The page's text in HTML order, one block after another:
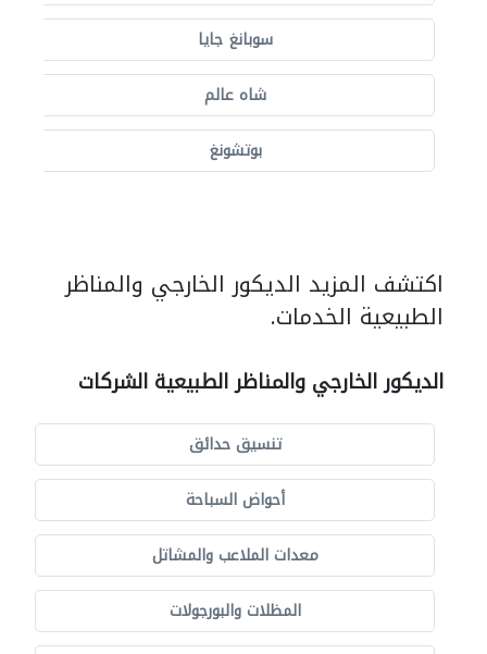
سوبانغ جايا
شاه عالم
بوتشونغ
اكتشف المزيد الديكور الخارجي والمناظر
الطبيعية الخدمات.
الديكور الخارجي والمناظر الطبيعية الشركات
تنسيق حدائق
أحواض السباحة
معدات الملاعب والمشاتل
المظلات والبورجولات